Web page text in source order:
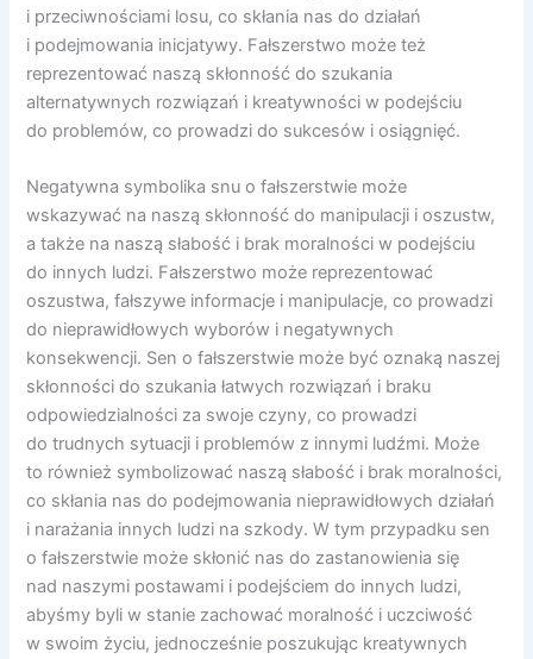
i przeciwnościami losu, co skłania nas do działań
i podejmowania inicjatywy. Fałszerstwo może też
reprezentować naszą skłonność do szukania
alternatywnych rozwiązań i kreatywności w podejściu
do problemów, co prowadzi do sukcesów i osiągnięć.
Negatywna symbolika snu o fałszerstwie może
wskazywać na naszą skłonność do manipulacji i oszustw,
a także na naszą słabość i brak moralności w podejściu
do innych ludzi. Fałszerstwo może reprezentować
oszustwa, fałszywe informacje i manipulacje, co prowadzi
do nieprawidłowych wyborów i negatywnych
konsekwencji. Sen o fałszerstwie może być oznaką naszej
skłonności do szukania łatwych rozwiązań i braku
odpowiedzialności za swoje czyny, co prowadzi
do trudnych sytuacji i problemów z innymi ludźmi. Może
to również symbolizować naszą słabość i brak moralności,
co skłania nas do podejmowania nieprawidłowych działań
i narażania innych ludzi na szkody. W tym przypadku sen
o fałszerstwie może skłonić nas do zastanowienia się
nad naszymi postawami i podejściem do innych ludzi,
abyśmy byli w stanie zachować moralność i uczciwość
w swoim życiu, jednocześnie poszukując kreatywnych